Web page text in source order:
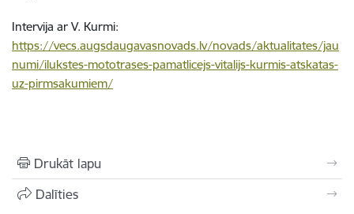
Intervija ar V. Kurmi:
https://vecs.augsdaugavasnovads.lv/novads/aktualitates/jau
numi/ilukstes-mototrases-pamatlicejs-vitalijs-kurmis-atskatas-
uz-pirmsakumiem/
Drukāt lapu
Dalīties